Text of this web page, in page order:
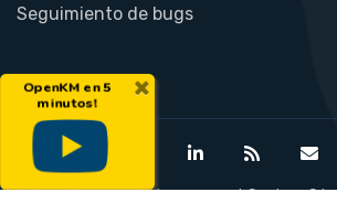
Seguimiento de bugs
©Open Document Management System S.L.
×
OpenKM en 5
minutos!